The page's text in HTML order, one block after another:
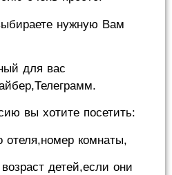
нужную Вам
для вас
вы хотите посетить:
отеля,номер комнаты,
детей,если они